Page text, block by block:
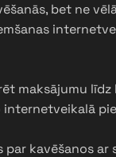
bet ne
maksājumu
kavēšanos